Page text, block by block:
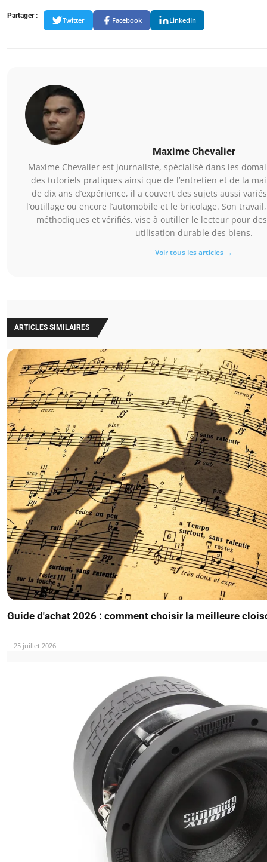
Partager :
Twitter Facebook LinkedIn
Maxime Chevalier
Maxime Chevalier est journaliste, spécialisé dans les
des tutoriels pratiques ainsi que de l’entretien et de la
de dix ans d’expérience, il a couvert des sujets aussi
l’outillage ou encore l’automobile et le bricolage. Son
méthodiques et vérifiés, vise à outiller le lecteur pour
utilisation durable des biens.
Voir tous les articles →
ARTICLES SIMILAIRES
Guide d'achat 2026 : comment choisir la meilleure
25 juillet 2026